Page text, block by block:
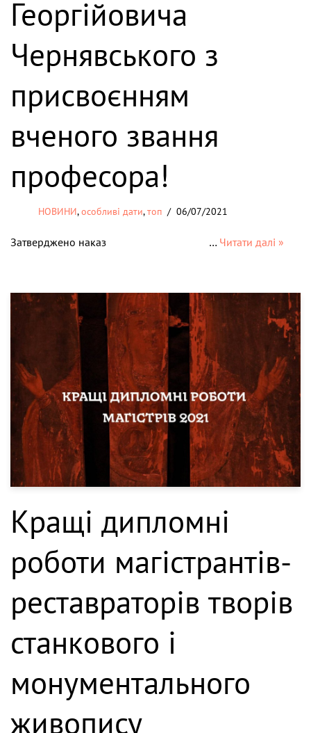
Георгійовича
Чернявського з
присвоєнням
вченого звання
професора!
НОВИНИ,особливі дати,топ 06/07/2021
Затверджено наказ … Читати далі »
Кращі дипломні
роботи магістрантів-
реставраторів творів
станкового і
монументального
живопису